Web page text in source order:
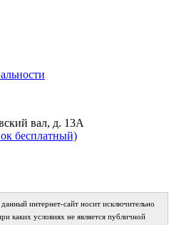
вал, д. 13А
бесплатный)
интернет-сайт носит исключительно
каких условиях не является публичной